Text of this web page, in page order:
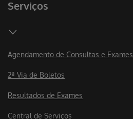
Serviços
Agendamento de Consultas e Exames
2ª Via de Boletos
Resultados de Exames
Central de Serviços